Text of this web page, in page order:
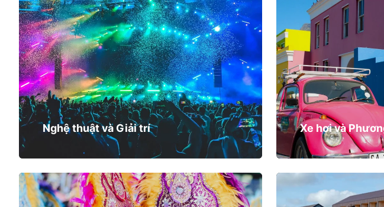
Nghệ thuật và Giải trí Xe hơi và